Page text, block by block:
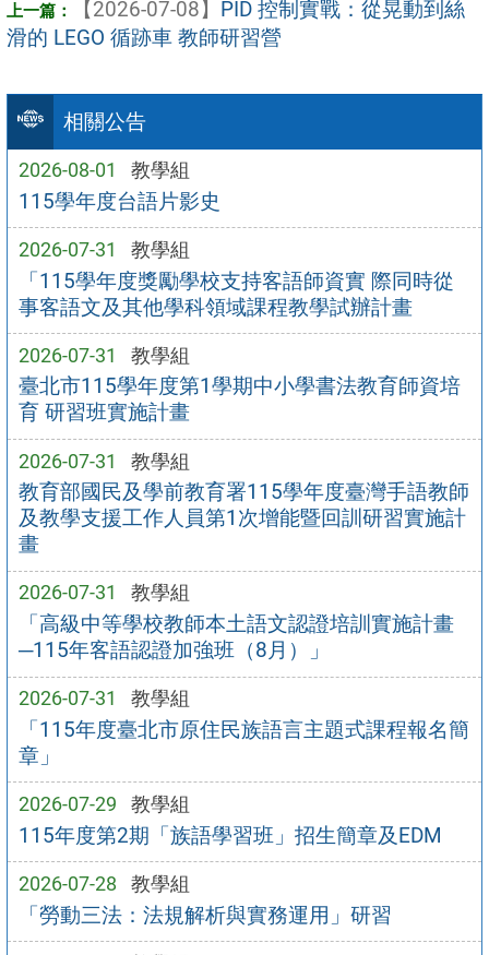
相關公告
2026-08-01 教學組
115學年度台語片影史
2026-07-31 教學組
「115學年度獎勵學校支持客語師資實 際同時從
事客語文及其他學科領域課程教學試辦計畫
2026-07-31 教學組
臺北市115學年度第1學期中小學書法教育師資培
育 研習班實施計畫
2026-07-31 教學組
教育部國民及學前教育署115學年度臺灣手語教師
及教學支援工作人員第1次增能暨回訓研習實施計
畫
2026-07-31 教學組
「高級中等學校教師本土語文認證培訓實施計畫
─115年客語認證加強班（8月）」
2026-07-31 教學組
「115年度臺北市原住民族語言主題式課程報名簡
章」
2026-07-29 教學組
115年度第2期「族語學習班」招生簡章及EDM
2026-07-28 教學組
「勞動三法：法規解析與實務運用」研習
【2026-07-08】 PID 控制實戰：從晃動到絲
滑的 LEGO 循跡車 教師研習營